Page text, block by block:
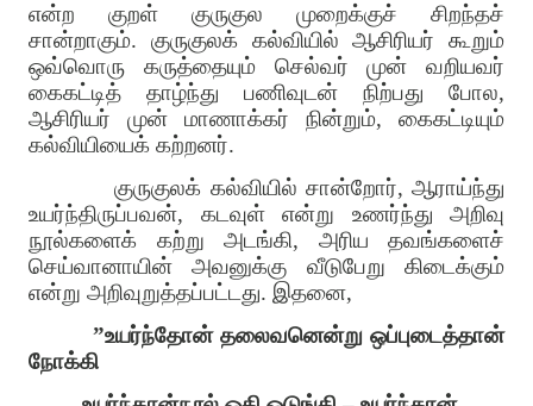
என்ற குறள் குருகுல முறைக்குச் சிறந்தச்
சான்றாகும். குருகுலக் கல்வியில் ஆசிரியர் கூறும்
ஒவ்வொரு கருத்தையும் செல்வர் முன் வறியவர்
கைகட்டித் தாழ்ந்து பணிவுடன் நிற்பது போல,
ஆசிரியர் முன் மாணாக்கர் நின்றும், கைகட்டியும்
கல்வியியைக் கற்றனர்.
குருகுலக் கல்வியில் சான்றோர், ஆராய்ந்து
உயர்ந்திருப்பவன், கடவுள் என்று உணர்ந்து அறிவு
நூல்களைக் கற்று அடங்கி, அரிய தவங்களைச்
செய்வானாயின் அவனுக்கு வீடுபேறு கிடைக்கும்
என்று அறிவுறுத்தப்பட்டது. இதனை,
”உயர்ந்தோன் தலைவனென்று ஒப்புடைத்தான்
நோக்கி